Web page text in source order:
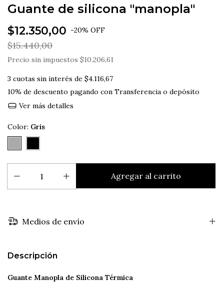
Guante de silicona "manopla"
$12.350,00 -20% OFF
$15.440,00
Precio sin impuestos $10.206,61
3 cuotas sin interés de $4.116,67
10% de descuento pagando con Transferencia o depósito
Ver más detalles
Color: Gris
Medios de envío
Descripción
Guante Manopla de Silicona Térmica